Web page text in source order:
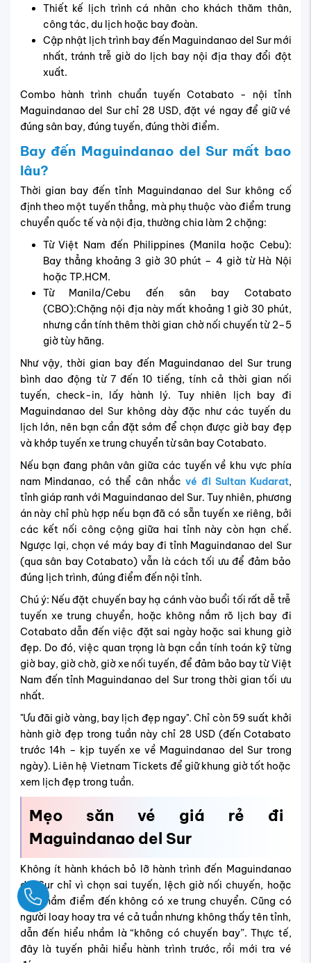
Thiết kế lịch trình cá nhân cho khách thăm thân,
công tác, du lịch hoặc bay đoàn.
Cập nhật lịch trình bay đến Maguindanao del Sur mới
nhất, tránh trễ giờ do lịch bay nội địa thay đổi đột
xuất.
Combo hành trình chuẩn tuyến Cotabato - nội tỉnh
Maguindanao del Sur chỉ 28 USD, đặt vé ngay để giữ vé
đúng sân bay, đúng tuyến, đúng thời điểm.
Bay đến Maguindanao del Sur mất bao
lâu?
Thời gian bay đến tỉnh Maguindanao del Sur không cố
định theo một tuyến thẳng, mà phụ thuộc vào điểm trung
chuyển quốc tế và nội địa, thường chia làm 2 chặng:
Từ Việt Nam đến Philippines (Manila hoặc Cebu):
Bay thẳng khoảng 3 giờ 30 phút – 4 giờ từ Hà Nội
hoặc TP.HCM.
Từ Manila/Cebu đến sân bay Cotabato
(CBO):Chặng nội địa này mất khoảng 1 giờ 30 phút,
nhưng cần tính thêm thời gian chờ nối chuyến từ 2–5
giờ tùy hãng.
Như vậy, thời gian bay đến Maguindanao del Sur trung
bình dao động từ 7 đến 10 tiếng, tính cả thời gian nối
tuyến, check-in, lấy hành lý. Tuy nhiên lịch bay đi
Maguindanao del Sur không dày đặc như các tuyến du
lịch lớn, nên bạn cần đặt sớm để chọn được giờ bay đẹp
và khớp tuyến xe trung chuyển từ sân bay Cotabato.
Nếu bạn đang phân vân giữa các tuyến về khu vực phía
nam Mindanao, có thể cân nhắc vé đi Sultan Kudarat,
tỉnh giáp ranh với Maguindanao del Sur. Tuy nhiên, phương
án này chỉ phù hợp nếu bạn đã có sẵn tuyến xe riêng, bởi
các kết nối công cộng giữa hai tỉnh này còn hạn chế.
Ngược lại, chọn vé máy bay đi tỉnh Maguindanao del Sur
(qua sân bay Cotabato) vẫn là cách tối ưu để đảm bảo
đúng lịch trình, đúng điểm đến nội tỉnh.
Chú ý: Nếu đặt chuyến bay hạ cánh vào buổi tối rất dễ trễ
tuyến xe trung chuyển, hoặc không nắm rõ lịch bay đi
Cotabato dẫn đến việc đặt sai ngày hoặc sai khung giờ
đẹp. Do đó, việc quan trọng là bạn cần tính toán kỹ từng
giờ bay, giờ chờ, giờ xe nối tuyến, để đảm bảo bay từ Việt
Nam đến tỉnh Maguindanao del Sur trong thời gian tối ưu
nhất.
"Ưu đãi giờ vàng, bay lịch đẹp ngay". Chỉ còn 59 suất khởi
hành giờ đẹp trong tuần này chỉ 28 USD (đến Cotabato
trước 14h – kịp tuyến xe về Maguindanao del Sur trong
ngày). Liên hệ Vietnam Tickets để giữ khung giờ tốt hoặc
xem lịch đẹp trong tuần.
Mẹo săn vé giá rẻ đi
Maguindanao del Sur
Không ít hành khách bỏ lỡ hành trình đến Maguindanao
del Sur chỉ vì chọn sai tuyến, lệch giờ nối chuyến, hoặc
đặt nhầm điểm đến không có xe trung chuyển. Cũng có
người loay hoay tra vé cả tuần nhưng không thấy tên tỉnh,
dẫn đến hiểu nhầm là “không có chuyến bay”. Thực tế,
đây là tuyến phải hiểu hành trình trước, rồi mới tra vé